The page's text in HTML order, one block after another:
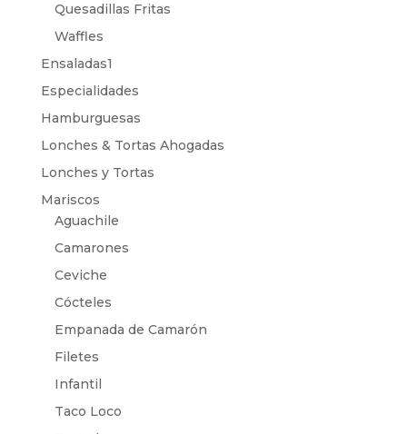
Quesadillas Fritas
Waffles
Ensaladas1
Especialidades
Hamburguesas
Lonches & Tortas Ahogadas
Lonches y Tortas
Mariscos
Aguachile
Camarones
Ceviche
Cócteles
Empanada de Camarón
Filetes
Infantil
Taco Loco